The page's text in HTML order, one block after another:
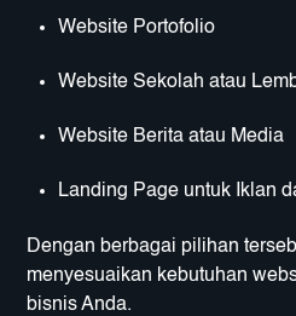
Website Portofolio
Website Sekolah atau
Website Berita atau Media
Landing Page untuk Iklan
Dengan berbagai pilihan
menyesuaikan kebutuhan
bisnis Anda.